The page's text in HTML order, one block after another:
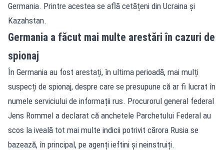
Germania. Printre acestea se află cetățeni din Ucraina și
Kazahstan.
Germania a făcut mai multe arestări în cazuri de
spionaj
În Germania au fost arestați, în ultima perioadă, mai mulți
suspecți de spionaj, despre care se presupune că ar fi lucrat în
numele serviciului de informații rus. Procurorul general federal
Jens Rommel a declarat că anchetele Parchetului Federal au
scos la iveală tot mai multe indicii potrivit cărora Rusia se
bazează, în principal, pe agenți ieftini și neinstruiți.